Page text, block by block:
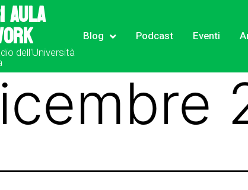
Aula
dell'Università
Blog Podcast Eventi